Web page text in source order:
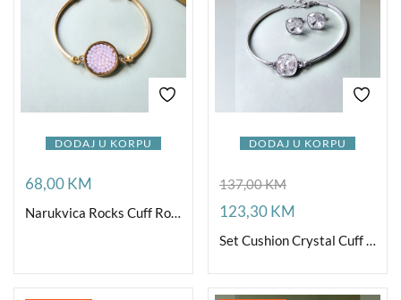
DODAJ U KORPU
68,00KM
Narukvica Rocks Cuff Rose Water Opal
DODAJ U KORPU
137,00KM
123,30KM
Set Cushion Crystal Cuff Ag